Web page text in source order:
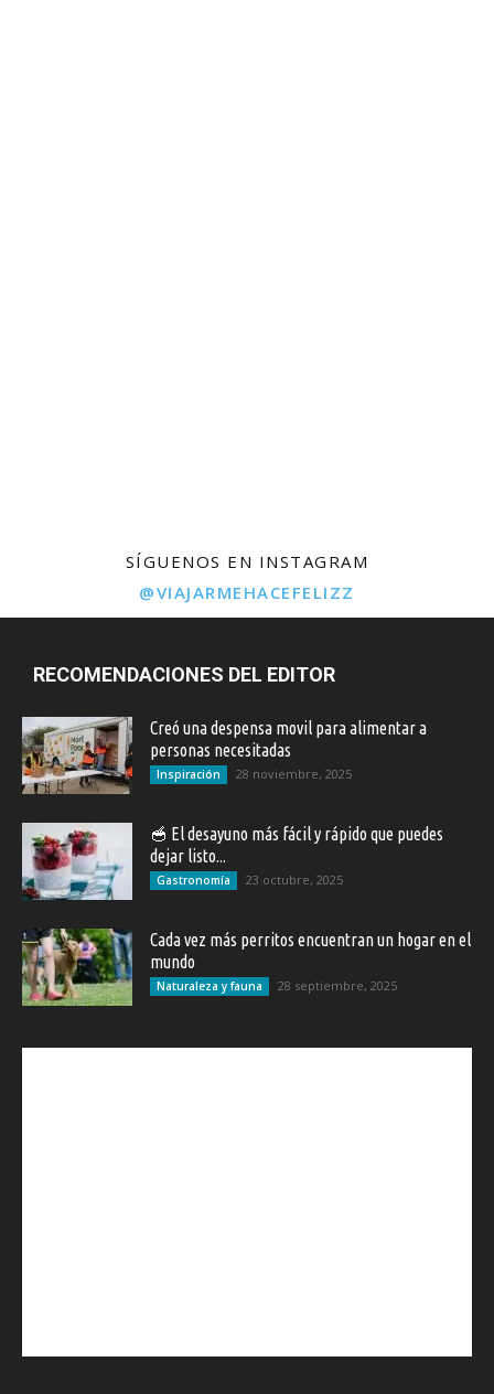
SÍGUENOS EN INSTAGRAM
@VIAJARMEHACEFELIZZ
RECOMENDACIONES DEL EDITOR
Creó una despensa movil para alimentar a
personas necesitadas
Inspiración 28 noviembre, 2025
🥣 El desayuno más fácil y rápido que puedes
dejar listo...
Gastronomía 23 octubre, 2025
Cada vez más perritos encuentran un hogar en el
mundo
Naturaleza y fauna 28 septiembre, 2025